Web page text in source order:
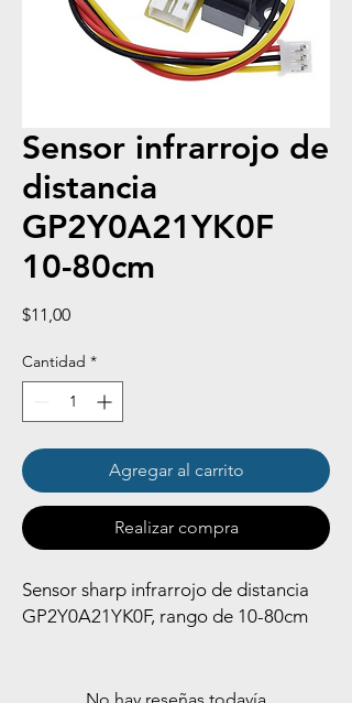
Sensor infrarrojo de
distancia
GP2Y0A21YK0F
10-80cm
$11,00Precio
Cantidad *
Agregar al carrito
Realizar compra
Sensor sharp infrarrojo de distancia
GP2Y0A21YK0F, rango de 10-80cm